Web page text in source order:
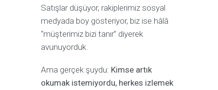
Satışlar düşüyor, rakiplerimiz sosyal
medyada boy gösteriyor, biz ise hâlâ
“müşterimiz bizi tanır” diyerek
avunuyorduk.
Ama gerçek şuydu: Kimse artık
okumak istemiyordu, herkes izlemek